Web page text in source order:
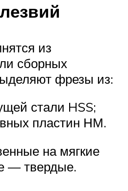
из
сборных
фрезы из:
стали HSS;
пластин НМ.
на мягкие
— твердые.